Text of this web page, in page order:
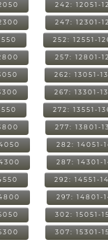
242: 12051-
247: 12301-
252: 12551-
257: 12801-
262: 13051-
267: 13301-
272: 13551-
277: 13801-
282: 14051-
287: 14301-
292: 14551-
297: 14801-
302: 15051-
307: 15301-